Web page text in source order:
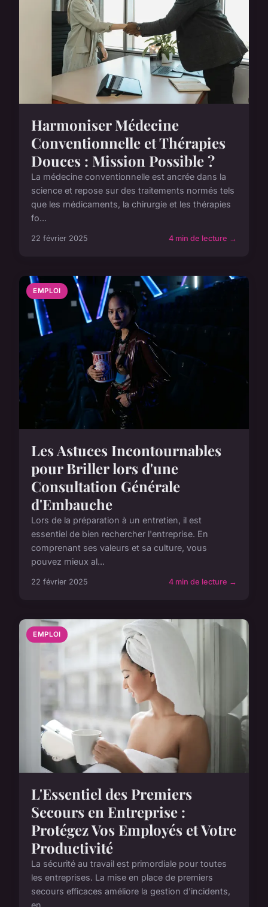
Harmoniser Médecine
Conventionnelle et Thérapies
Douces : Mission Possible ?
La médecine conventionnelle est ancrée dans la
science et repose sur des traitements normés tels
que les médicaments, la chirurgie et les thérapies
fo...
22 février 2025 4 min de lecture →
EMPLOI
Les Astuces Incontournables
pour Briller lors d'une
Consultation Générale
d'Embauche
Lors de la préparation à un entretien, il est
essentiel de bien rechercher l'entreprise. En
comprenant ses valeurs et sa culture, vous
pouvez mieux al...
22 février 2025 4 min de lecture →
EMPLOI
L'Essentiel des Premiers
Secours en Entreprise :
Protégez Vos Employés et Votre
Productivité
La sécurité au travail est primordiale pour toutes
les entreprises. La mise en place de premiers
secours efficaces améliore la gestion d'incidents,